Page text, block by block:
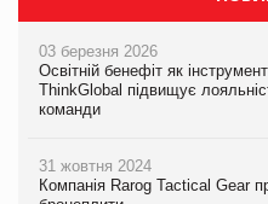
03 березня 2026
Освітній бенефіт як
ThinkGlobal підвищує
команди
31 жовтня 2024
Компанія Rarog Tactical Gear